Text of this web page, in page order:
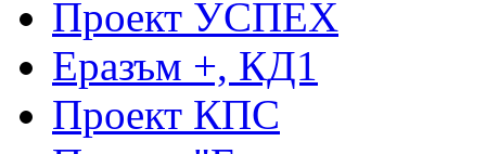
Проект УСПЕХ
Еразъм +, КД1
Проект КПС